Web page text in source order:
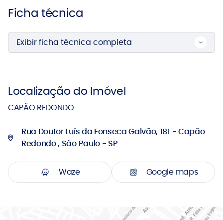
Ficha técnica
Exibir ficha técnica completa
Localização do Imóvel
CAPÃO REDONDO
Rua Doutor Luís da Fonseca Galvão, 181 - Capão
Redondo , São Paulo - SP
Waze Google maps